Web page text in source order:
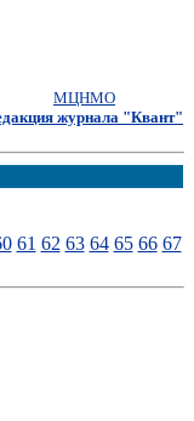
МЦНМО
журнала "Квант"
61 62 63 64 65 66 67